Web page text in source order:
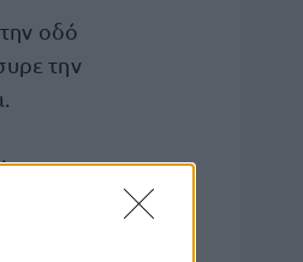
οδό
την
τις